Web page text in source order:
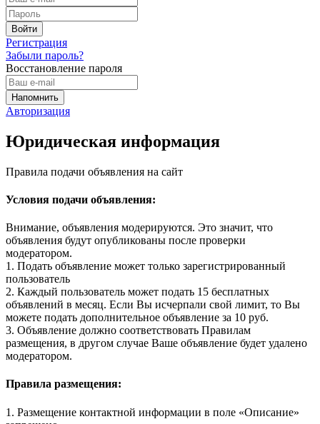
Регистрация
Забыли пароль?
Восстановление пароля
Авторизация
Юридическая информация
Правила подачи объявления на сайт
Условия подачи объявления:
Внимание, объявления модерируются. Это значит, что
объявления будут опубликованы после проверки
модератором.
1. Подать объявление может только зарегистрированный
пользователь
2. Каждый пользователь может подать 15 бесплатных
объявлений в месяц. Если Вы исчерпали свой лимит, то Вы
можете подать дополнительное объявление за 10 руб.
3. Объявление должно соответствовать Правилам
размещения, в другом случае Ваше объявление будет удалено
модератором.
Правила размещения:
1. Размещение контактной информации в поле «Описание»